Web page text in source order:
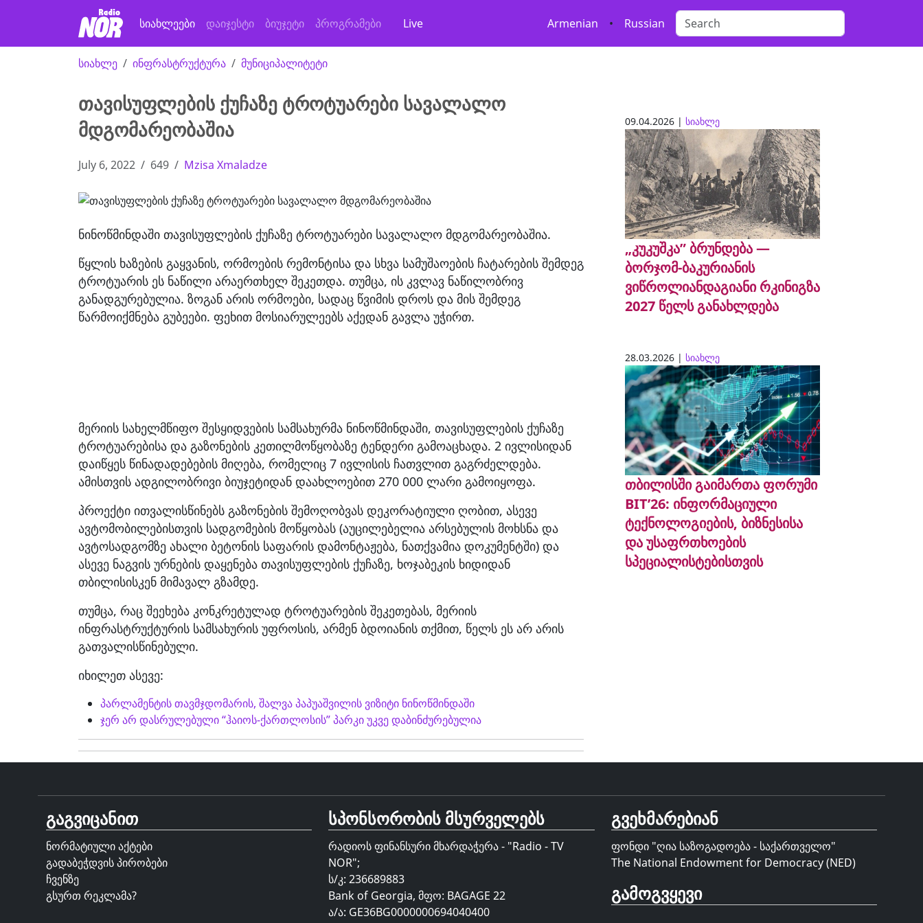
სიახლეები დაიჯესტი ბიუჯეტი პროგრამები Live Armenian • Russian
სიახლე ინფრასტრუქტურა მუნიციპალიტეტი
თავისუფლების ქუჩაზე ტროტუარები სავალალო
მდგომარეობაშია
July 6, 2022 649 Mzisa Xmaladze
ნინოწმინდაში თავისუფლების ქუჩაზე ტროტუარები სავალალო მდგომარეობაშია.
წყლის ხაზების გაყვანის, ორმოების რემონტისა და სხვა სამუშაოების ჩატარების შემდეგ
ტროტუარის ეს ნაწილი არაერთხელ შეკეთდა. თუმცა, ის კვლავ ნაწილობრივ
განადგურებულია. ზოგან არის ორმოები, სადაც წვიმის დროს და მის შემდეგ
წარმოიქმნება გუბეები. ფეხით მოსიარულეებს აქედან გავლა უჭირთ.
მერიის სახელმწიფო შესყიდვების სამსახურმა ნინოწმინდაში, თავისუფლების ქუჩაზე
ტროტუარებისა და გაზონების კეთილმოწყობაზე ტენდერი გამოაცხადა. 2 ივლისიდან
დაიწყეს წინადადებების მიღება, რომელიც 7 ივლისის ჩათვლით გაგრძელდება.
ამისთვის ადგილობრივი ბიუჯეტიდან დაახლოებით 270 000 ლარი გამოიყოფა.
პროექტი ითვალისწინებს გაზონების შემოღობვას დეკორატიული ღობით, ასევე
ავტომობილებისთვის სადგომების მოწყობას (აუცილებელია არსებულის მოხსნა და
ავტოსადგომზე ახალი ბეტონის საფარის დამონტაჟება, ნათქვამია დოკუმენტში) და
ასევე ნაგვის ურნების დაყენება თავისუფლების ქუჩაზე, ხოჯაბეკის ხიდიდან
თბილისისკენ მიმავალ გზამდე.
თუმცა, რაც შეეხება კონკრეტულად ტროტუარების შეკეთებას, მერიის
ინფრასტრუქტურის სამსახურის უფროსის, არმენ ბდოიანის თქმით, წელს ეს არ არის
გათვალისწინებული.
იხილეთ ასევე:
პარლამენტის თავმჯდომარის, შალვა პაპუაშვილის ვიზიტი ნინოწმინდაში
ჯერ არ დასრულებული “ჰაიოს-ქართლოსის” პარკი უკვე დაბინძურებულია
09.04.2026 | სიახლე
„კუკუშკა” ბრუნდება —
ბორჯომ-ბაკურიანის
ვიწროლიანდაგიანი რკინიგზა
2027 წელს განახლდება
28.03.2026 | სიახლე
თბილისში გაიმართა ფორუმი
BIT’26: ინფორმაციული
ტექნოლოგიების, ბიზნესისა
და უსაფრთხოების
სპეციალისტებისთვის
გაგვიცანით
ნორმატიული აქტები
გადაბეჭდვის პირობები
ჩვენზე
გსურთ რეკლამა?
სპონსორობის მსურველებს
რადიოს ფინანსური მხარდაჭერა - "Radio - TV
NOR";
ს/კ: 236689883
Bank of Georgia, მფო: BAGAGE 22
ა/ა: GE36BG0000000694040400
გვეხმარებიან
ფონდი "ღია საზოგადოება - საქართველო"
The National Endowment for Democracy (NED)
გამოგვყევი